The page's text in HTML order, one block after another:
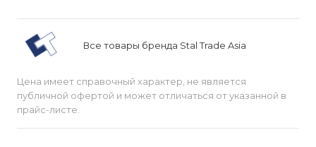
Все товары бренда Stal Trade Asia
Цена имеет справочный характер, не является
публичной офертой и может отличаться от указанной в
прайс-листе.